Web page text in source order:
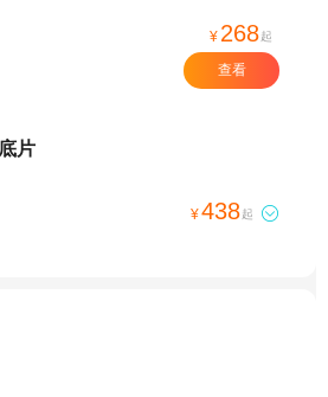
¥ 268起
查看
片
¥438起 